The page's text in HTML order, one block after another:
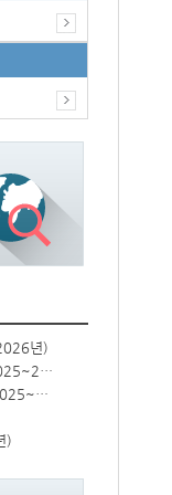
년)
2분기 亞-미국 수출항로 국가별 수송실적(2025~2026년)
상반기 亞-미국 수출항로 국가별 수송실적(2025~2026년)
)